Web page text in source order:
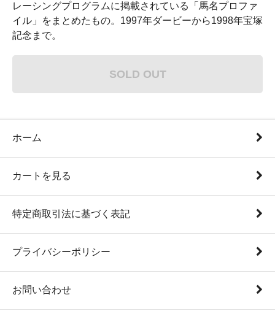
レーシングプログラムに掲載されている「馬名プロファ
イル」をまとめたもの。1997年ダービーから1998年宝塚
記念まで。
SOLD OUT
ホーム
カートを見る
特定商取引法に基づく表記
プライバシーポリシー
お問い合わせ